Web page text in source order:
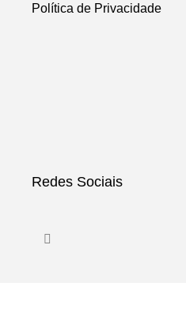
Política de Privacidade
Redes Sociais